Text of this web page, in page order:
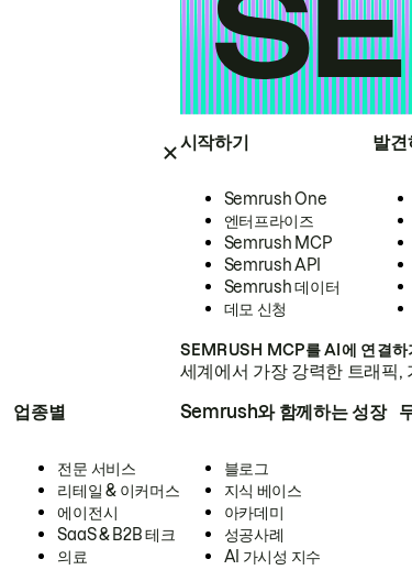
시작하기
Semrush One
엔터프라이즈
Semrush MCP
Semrush API
Semrush 데이터
데모 신청
발견
SEMRUSH MCP를 AI에 연결하
세계에서 가장 강력한 트래픽,
업종별
전문 서비스
리테일 & 이커머스
에이전시
SaaS & B2B 테크
의료
Semrush와 함께하는 성장
블로그
지식 베이스
아카데미
성공사례
AI 가시성 지수